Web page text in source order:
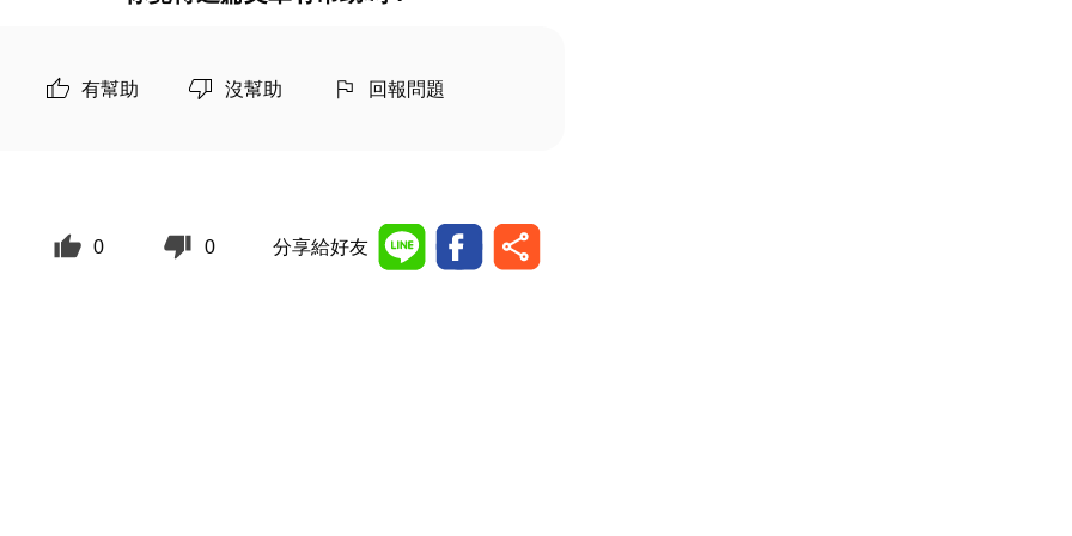
有幫助 沒幫助 回報問題
0 0 分享給好友